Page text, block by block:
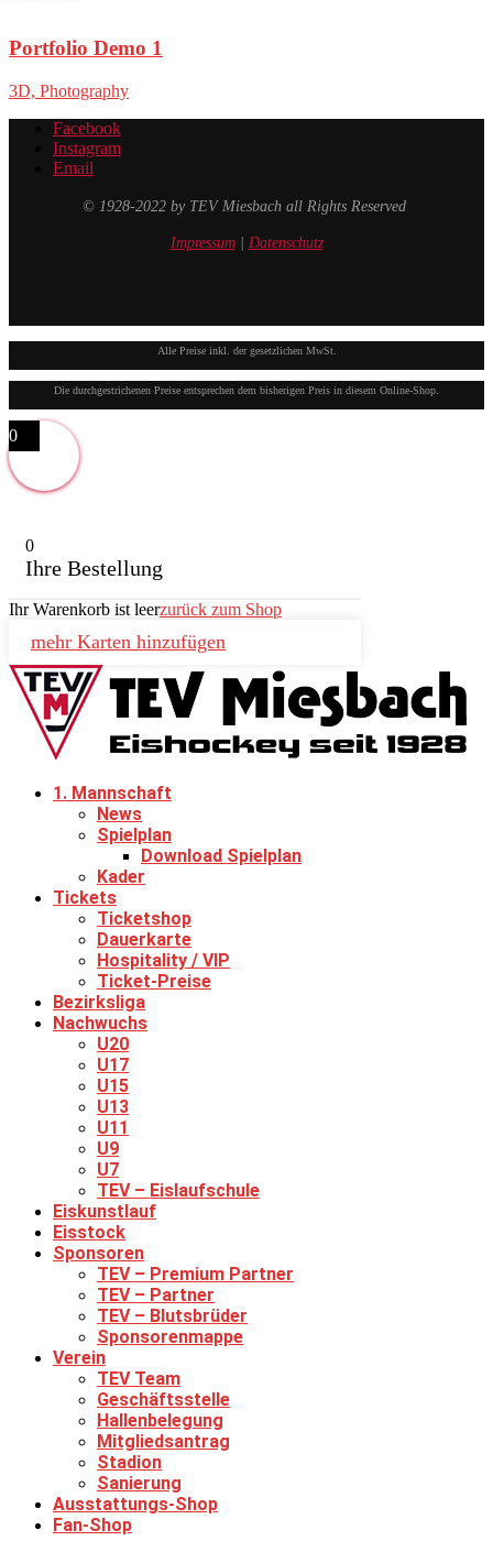
Portfolio Demo 1
3D, Photography
Facebook
Instagram
Email
© 1928-2022 by TEV Miesbach all Rights Reserved
Impressum| Datenschutz
Alle Preise inkl. der gesetzlichen MwSt.
Die durchgestrichenen Preise entsprechen dem bisherigen Preis in diesem Online-Shop.
0
0
Ihre Bestellung
Ihr Warenkorb ist leerzurück zum Shop
mehr Karten hinzufügen
1. Mannschaft
News
Spielplan
Download Spielplan
Kader
Tickets
Ticketshop
Dauerkarte
Hospitality / VIP
Ticket-Preise
Bezirksliga
Nachwuchs
U20
U17
U15
U13
U11
U9
U7
TEV – Eislaufschule
Eiskunstlauf
Eisstock
Sponsoren
TEV – Premium Partner
TEV – Partner
TEV – Blutsbrüder
Sponsorenmappe
Verein
TEV Team
Geschäftsstelle
Hallenbelegung
Mitgliedsantrag
Stadion
Sanierung
Ausstattungs-Shop
Fan-Shop